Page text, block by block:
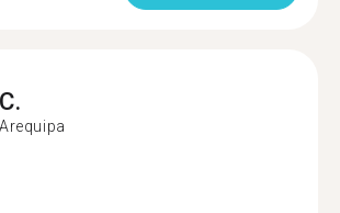
C.
Arequipa